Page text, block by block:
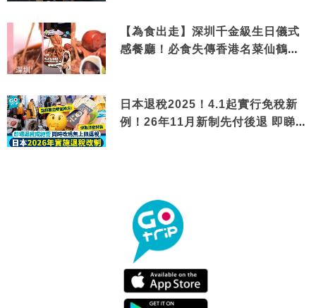
【為食出走】深圳千金級生日儀式
感餐廳！必食失傳香港名菜仙鶴神
日本退稅2025！4.1起實行免稅新
例！26年11月新制先付後退 即睇步